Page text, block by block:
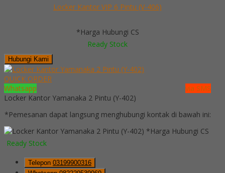
Locker Kantor VIP 6 Pintu (V-406)
*Harga Hubungi CS
Ready Stock
Hubungi Kami
QUICK ORDER
Whatsapp
via SMS
Locker Kantor Yamanaka 2 Pintu (Y-402)
*Pemesanan dapat langsung menghubungi kontak di bawah ini:
*Harga Hubungi CS
Ready Stock
Telepon 03199900316